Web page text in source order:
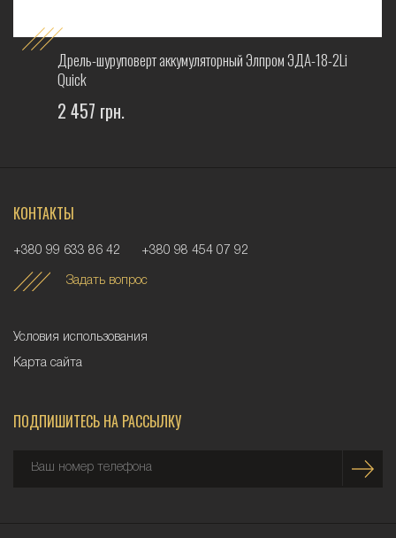
Дрель-шуруповерт аккумуляторный Элпром ЭДА-18-2Li
Quick
2 457 грн.
КОНТАКТЫ
+380 99 633 86 42 +380 98 454 07 92
Задать вопрос
Условия использования
Карта сайта
ПОДПИШИТЕСЬ НА РАССЫЛКУ